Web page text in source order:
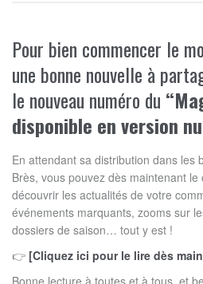
Pour bien commencer le
une bonne nouvelle à
le nouveau numéro du
disponible en version
En attendant sa distribution dans les
Brès, vous pouvez dès maintenant
découvrir les actualités de votre
événements marquants, zooms sur
dossiers de saison… tout y est !
👉 [Cliquez ici pour le lire dès